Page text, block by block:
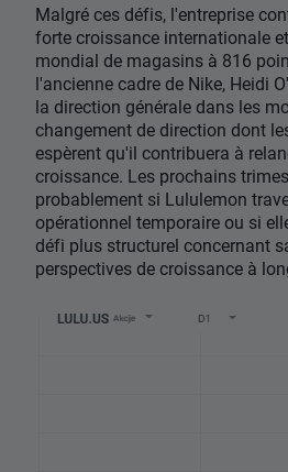
Malgré ces défis, l'entreprise
forte croissance internationale
mondial de magasins à 816
l'ancienne cadre de Nike, Heidi
la direction générale dans les
changement de direction dont
espèrent qu'il contribuera à
croissance. Les prochains
probablement si Lululemon
opérationnel temporaire ou si
défi plus structurel concernant
perspectives de croissance à